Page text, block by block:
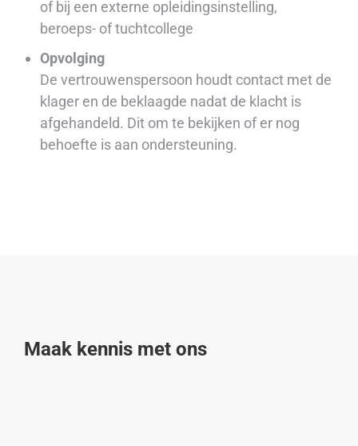
of bij een externe opleidingsinstelling,
beroeps- of tuchtcollege
Opvolging
De vertrouwenspersoon houdt contact met de
klager en de beklaagde nadat de klacht is
afgehandeld. Dit om te bekijken of er nog
behoefte is aan ondersteuning.
Maak kennis met ons